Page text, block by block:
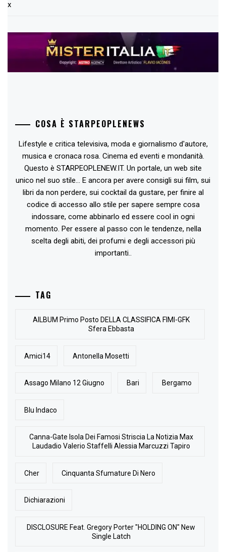
x
COSA È STARPEOPLENEWS
Lifestyle e critica televisiva, moda e giornalismo d'autore,
musica e cronaca rosa. Cinema ed eventi e mondanità.
Questo è STARPEOPLENEW.IT. Un portale, un web site
unico nel suo stile... E ancora per avere consigli sui film, sui
libri da non perdere, sui cocktail da gustare, per finire al
codice di accesso allo stile per sapere sempre cosa
indossare, come abbinarlo ed essere cool in ogni
momento. Per essere al passo con le tendenze, nella
scelta degli abiti, dei profumi e degli accessori più
importanti..
TAG
AlLBUM Primo Posto DELLA CLASSIFICA FIMI-GFK
Sfera Ebbasta
Amici14 Antonella Mosetti
Assago Milano 12 Giugno Bari Bergamo
Blu Indaco
Canna-Gate Isola Dei Famosi Striscia La Notizia Max
Laudadio Valerio Staffelli Alessia Marcuzzi Tapiro
Cher Cinquanta Sfumature Di Nero
Dichiarazioni
DISCLOSURE Feat. Gregory Porter "HOLDING ON" New
Single Latch